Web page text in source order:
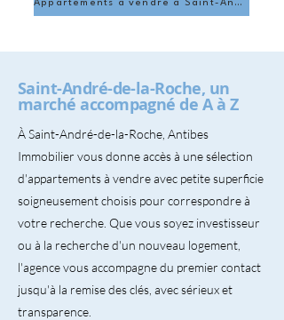
Appartements à vendre à Saint-André-de-la-Roche
Saint-André-de-la-Roche, un
marché accompagné de A à Z
À Saint-André-de-la-Roche, Antibes
Immobilier vous donne accès à une sélection
d'appartements à vendre avec petite superficie
soigneusement choisis pour correspondre à
votre recherche. Que vous soyez investisseur
ou à la recherche d'un nouveau logement,
l'agence vous accompagne du premier contact
jusqu'à la remise des clés, avec sérieux et
transparence.